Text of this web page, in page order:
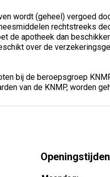
wordt (geheel) vergoed
rechtstreeks
de apotheek dan
over de
bij de beroepsgroep
van de KNMP, worden
Openingstijden